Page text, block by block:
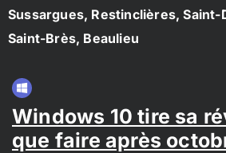
Sussargues, Restinclières,
Saint-Brès, Beaulieu
Windows 10 tire sa
que faire après